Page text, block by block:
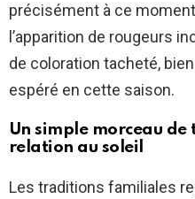
précisément à ce moment
l’apparition de rougeurs
de coloration tacheté,
espéré en cette saison.
Un simple morceau
relation au soleil
Les traditions familiales